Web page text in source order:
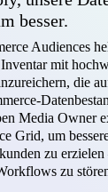
besser.
Audiences
mit
die
Media Owner
Grid, um
zu erzielen
zu